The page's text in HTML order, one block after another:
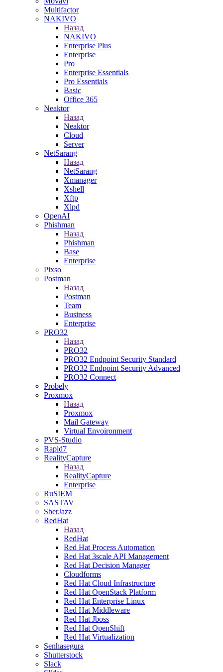
Multifactor
NAKIVO
Назад
NAKIVO
Enterprise Plus
Enterprise
Pro
Enterprise Essentials
Pro Essentials
Basic
Office 365
Neaktor
Назад
Neaktor
Cloud
Server
NetSarang
Назад
NetSarang
Xmanager
Xshell
Xftp
Xlpd
OpenAI
Phishman
Назад
Phishman
Base
Enterprise
Pixso
Postman
Назад
Postman
Team
Business
Enterprise
PRO32
Назад
PRO32
PRO32 Endpoint Security Standard
PRO32 Endpoint Security Advanced
PRO32 Connect
Probely
Proxmox
Назад
Proxmox
Mail Gateway
Virtual Envoironment
PVS-Studio
Rapid7
RealityCapture
Назад
RealityCapture
Enterprise
RuSIEM
SASTAV
SberJazz
RedHat
Назад
RedHat
Red Hat Process Automation
Red Hat 3scale API Management
Red Hat Decision Manager
Cloudforms
Red Hat Cloud Infrastructure
Red Hat OpenStack Platform
Red Hat Enterprise Linux
Red Hat Middleware
Red Hat Jboss
Red Hat OpenShift
Red Hat Virtualization
Senhasegura
Shutterstock
Slack